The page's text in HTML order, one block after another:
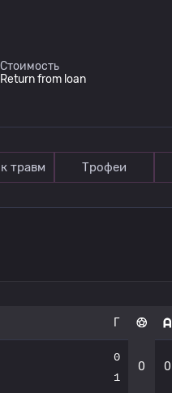
Стоимость
Return from loan
травм Трофеи
Г
0
1
0 0